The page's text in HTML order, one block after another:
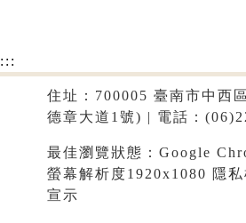
:::
住址：700005 臺南市中西
德章大道1號) | 電話：
最佳瀏覽狀態：Google
螢幕解析度1920x1080 隱
宣示